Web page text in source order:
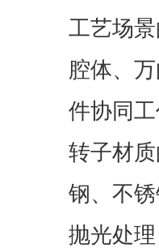
工艺场
腔体、
件协同
转子材
钢、不
抛光处